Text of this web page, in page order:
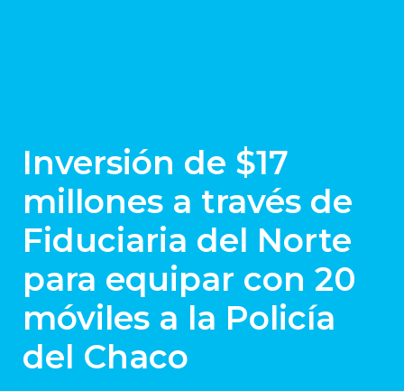
Inversión de $17
millones a través de
Fiduciaria del Norte
para equipar con 20
móviles a la Policía
del Chaco